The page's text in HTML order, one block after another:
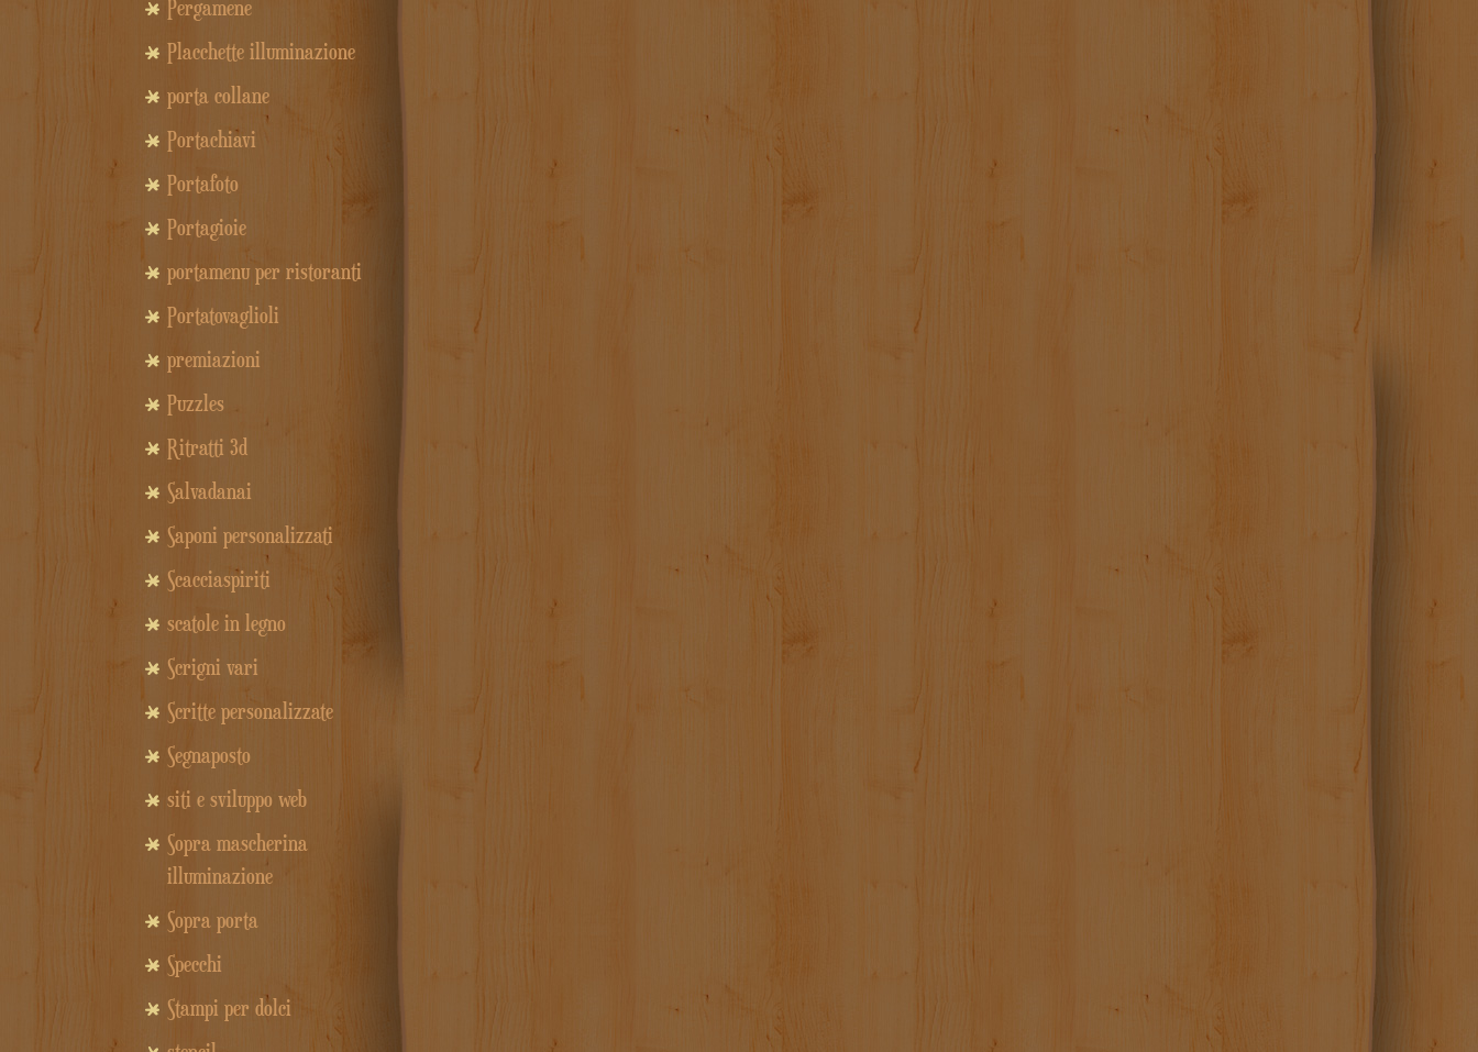
Pergamene
Placchette illuminazione
porta collane
Portachiavi
Portafoto
Portagioie
portamenu per ristoranti
Portatovaglioli
premiazioni
Puzzles
Ritratti 3d
Salvadanai
Saponi personalizzati
Scacciaspiriti
scatole in legno
Scrigni vari
Scritte personalizzate
Segnaposto
siti e sviluppo web
Sopra mascherina
illuminazione
Sopra porta
Specchi
Stampi per dolci